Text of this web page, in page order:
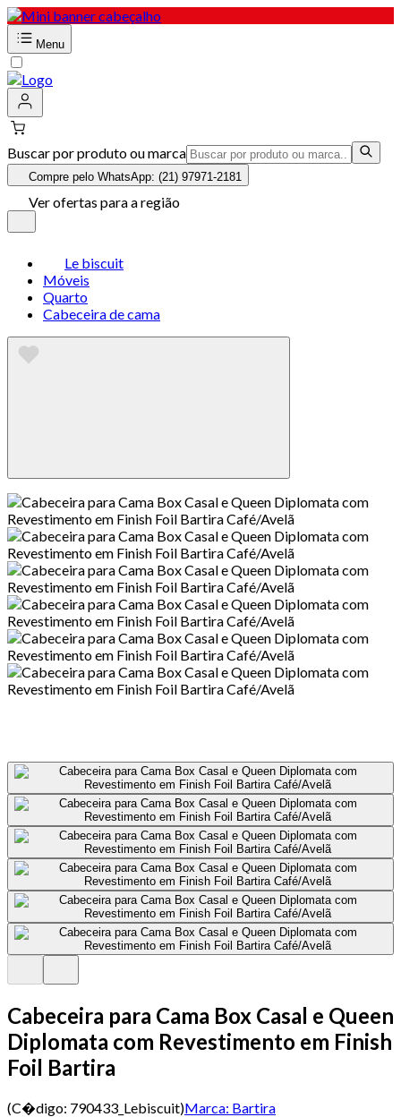
Menu
Buscar por produto ou marca
Compre pelo WhatsApp: (21) 97971-2181
Ver ofertas para a região
Le biscuit
Móveis
Quarto
Cabeceira de cama
Cabeceira para Cama Box Casal e Queen
Diplomata com Revestimento em Finish
Foil Bartira
(C�digo: 790433_Lebiscuit)Marca: Bartira